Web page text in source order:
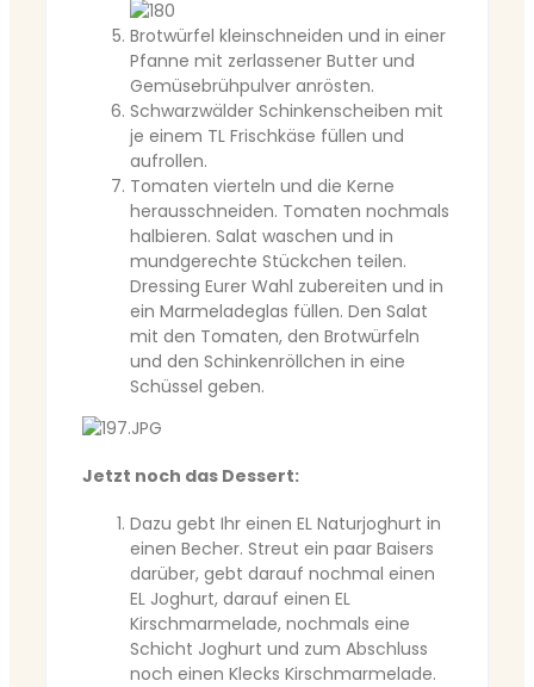
Brotwürfel kleinschneiden und in einer
Pfanne mit zerlassener Butter und
Gemüsebrühpulver anrösten.
Schwarzwälder Schinkenscheiben mit
je einem TL Frischkäse füllen und
aufrollen.
Tomaten vierteln und die Kerne
herausschneiden. Tomaten nochmals
halbieren. Salat waschen und in
mundgerechte Stückchen teilen.
Dressing Eurer Wahl zubereiten und in
ein Marmeladeglas füllen. Den Salat
mit den Tomaten, den Brotwürfeln
und den Schinkenröllchen in eine
Schüssel geben.
Jetzt noch das Dessert:
Dazu gebt Ihr einen EL Naturjoghurt in
einen Becher. Streut ein paar Baisers
darüber, gebt darauf nochmal einen
EL Joghurt, darauf einen EL
Kirschmarmelade, nochmals eine
Schicht Joghurt und zum Abschluss
noch einen Klecks Kirschmarmelade.